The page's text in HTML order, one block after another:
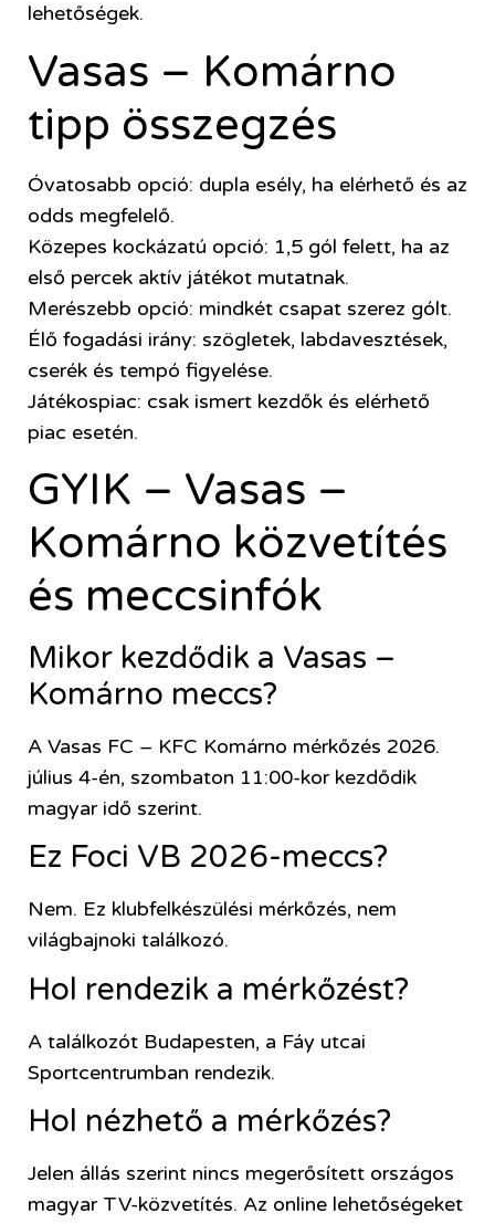
lehetőségek.
Vasas – Komárno
tipp összegzés
Óvatosabb opció: dupla esély, ha elérhető és az
odds megfelelő.
Közepes kockázatú opció: 1,5 gól felett, ha az
első percek aktív játékot mutatnak.
Merészebb opció: mindkét csapat szerez gólt.
Élő fogadási irány: szögletek, labdavesztések,
cserék és tempó figyelése.
Játékospiac: csak ismert kezdők és elérhető
piac esetén.
GYIK – Vasas –
Komárno közvetítés
és meccsinfók
Mikor kezdődik a Vasas –
Komárno meccs?
A Vasas FC – KFC Komárno mérkőzés 2026.
július 4-én, szombaton 11:00-kor kezdődik
magyar idő szerint.
Ez Foci VB 2026-meccs?
Nem. Ez klubfelkészülési mérkőzés, nem
világbajnoki találkozó.
Hol rendezik a mérkőzést?
A találkozót Budapesten, a Fáy utcai
Sportcentrumban rendezik.
Hol nézhető a mérkőzés?
Jelen állás szerint nincs megerősített országos
magyar TV-közvetítés. Az online lehetőségeket